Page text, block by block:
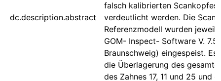
dc.description.abstract
falsch kalibrierten Scankopfes
verdeutlicht werden. Die
Referenzmodell wurden
GOM- Inspect- Software V. 7.5
Braunschweig) eingespeist.
die Überlagerung des
des Zahnes 17, 11 und 25 und